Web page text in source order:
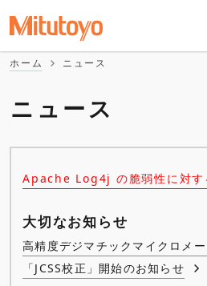
ホーム ニュース
ニュース
Apache Log4j の脆弱性に対す
大切なお知らせ
高精度デジマチックマイクロメ
「JCSS校正」開始のお知らせ